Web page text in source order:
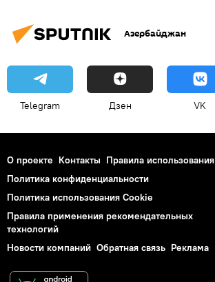
Азербайджан
Telegram Дзен VK
О проекте Контакты Правила использования
Политика конфиденциальности
Политика использования Cookie
Правила применения рекомендательных
технологий
Новости компаний Обратная связь Реклама